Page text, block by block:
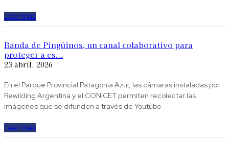
Leer más
Banda de Pingüinos, un canal colaborativo para
proteger a es...
23 abril, 2026
En el Parque Provincial Patagonia Azul, las cámaras instaladas por
Rewilding Argentina y el CONICET permiten recolectar las
imágenes que se difunden a través de Youtube
Leer más